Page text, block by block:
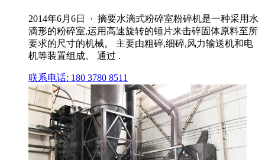
2014年6月6日 · 摘要水滴式粉碎室粉碎机是一种采用水
滴形的粉碎室,运用高速旋转的锤片来击碎固体原料至所
要求的尺寸的机械。 主要由粗碎,细碎,风力输送机和电
机等装置组成。 通过 .
联系电话: 180 3780 8511